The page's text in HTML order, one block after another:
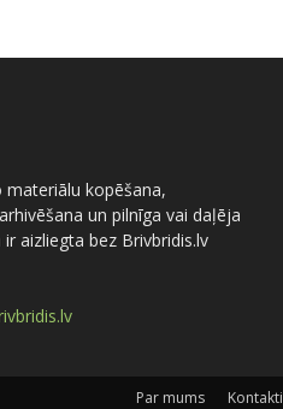
materiālu kopēšana,
un pilnīga vai daļēja
aizliegta bez Brivbridis.lv
Par mums Kontakti